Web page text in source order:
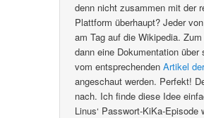
denn nicht zusammen mit der
Plattform überhaupt? Jeder
am Tag auf die Wikipedia.
dann eine Dokumentation über
vom entsprechendenArtikel
angeschaut werden. Perfekt!
nach. Ich finde diese Idee
Linus‘ Passwort-KiKa-Episode